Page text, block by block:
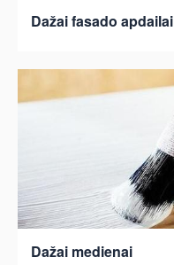
Dažai fasado apdailai
Dažai medienai